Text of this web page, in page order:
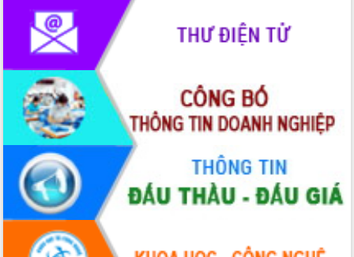
Hội thảo góp ý hồ sơ điều chỉnh quy
hoạch tỉnh Đắk Lắk thời kỳ 2021-2030,
tầm nhìn đến năm 2050
Nâng cao hiệu quả hoạt động của các
doanh nghiệp nhà nước
Hội nghị triển khai kết nối mạng
truyền số liệu chuyên dùng phục vụ cơ
quan Đảng, Nhà nước
Lễ phát động chuỗi hoạt động chung
tay làm sạch môi trường
Xã Ea Kar bước chuyển mình trong
công tác cải cách hành chính mô hình
mới
UBND tỉnh họp báo định kỳ tháng 4
năm 2026